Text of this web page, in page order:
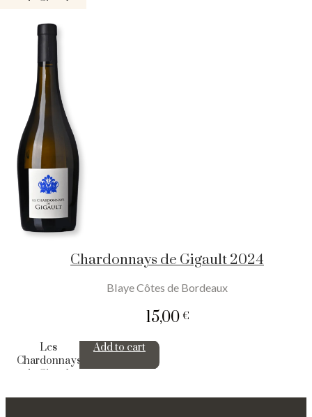
quantity
Chardonnays de Gigault 2024
Blaye Côtes de Bordeaux
15,00€
Les
Chardonnays
quantity
Add to cart